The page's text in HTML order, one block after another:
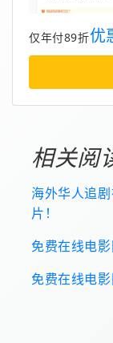
仅年付89折优
相关阅
海外华人追
片！
免费在线电
免费在线电